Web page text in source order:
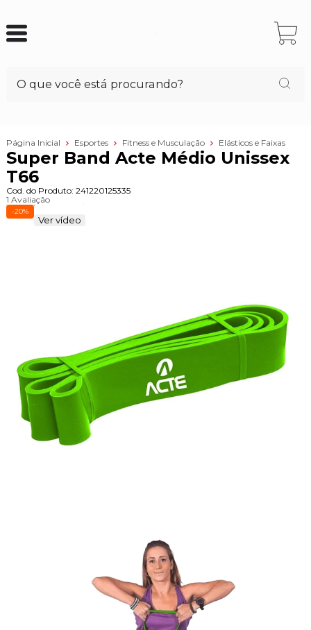
Página Inicial Esportes Fitness e Musculação Elásticos e Faixas
Super Band Acte Médio Unissex
T66
Cod. do Produto: 241220125335
1 Avaliação
-20%
Ver vídeo